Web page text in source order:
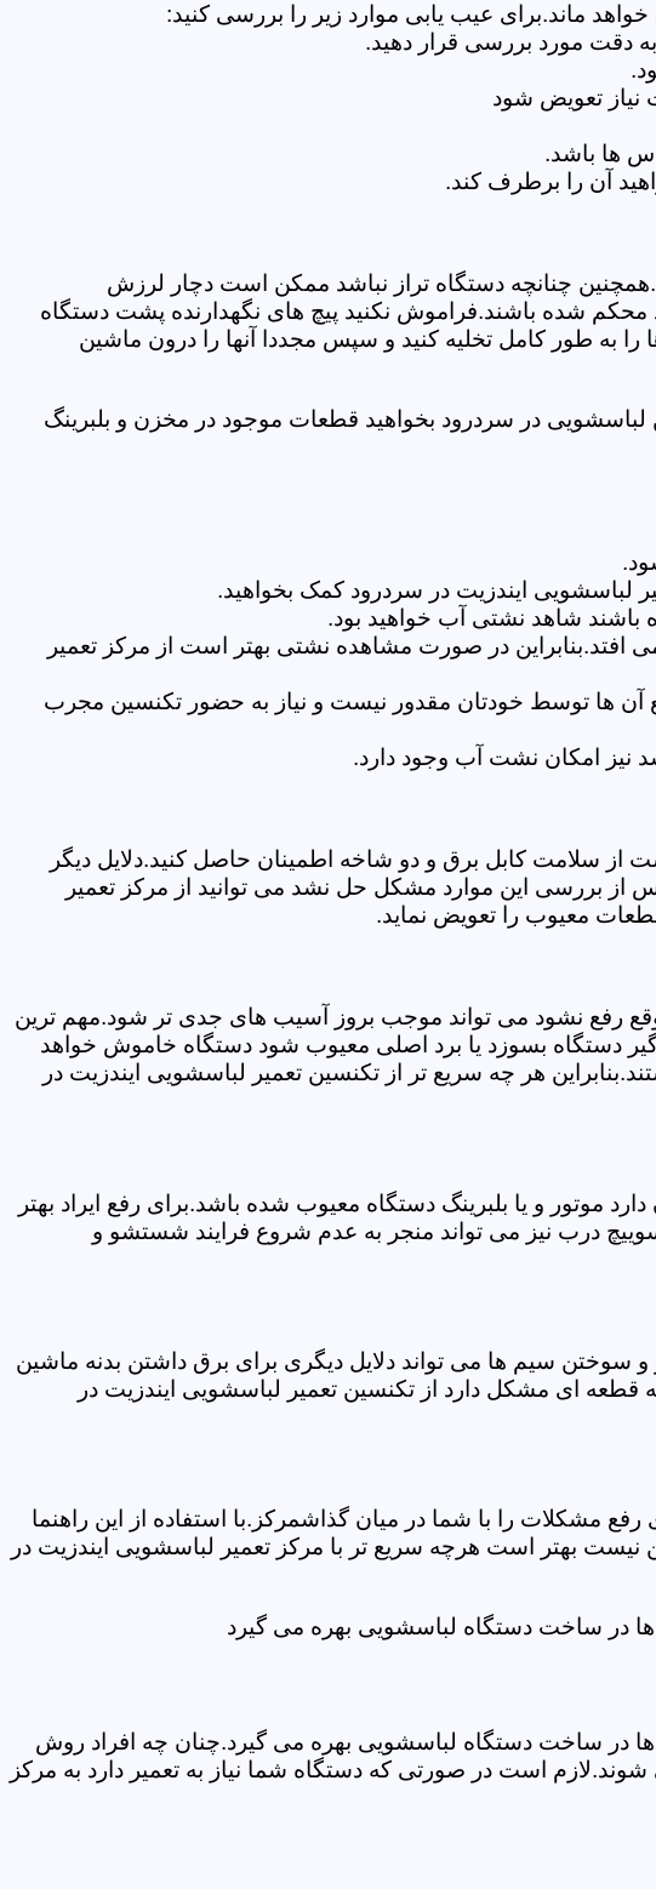
ماند.برای عیب یابی موارد زیر را بررسی کنید:
دقت مورد بررسی قرار دهید.
نیاز تعویض شود
ها باشد.
آن را برطرف کند.
چنانچه دستگاه تراز نباشد ممکن است دچار لرزش
محکم شده باشند.فراموش نکنید پیچ های نگهدارنده پشت دستگاه
به طور کامل تخلیه کنید و سپس مجددا آنها را درون ماشین
در سردرود بخواهید قطعات موجود در مخزن و بلبرینگ
لباسشویی ایندزیت در سردرود کمک بخواهید.
شاهد نشتی آب خواهید بود.
افتد.بنابراین در صورت مشاهده نشتی بهتر است از مرکز تعمیر
آن ها توسط خودتان مقدور نیست و نیاز به حضور تکنسین مجرب
نیز امکان نشت آب وجود دارد.
سلامت کابل برق و دو شاخه اطمینان حاصل کنید.دلایل دیگر
بررسی این موارد مشکل حل نشد می توانید از مرکز تعمیر
معیوب را تعویض نماید.
رفع نشود می تواند موجب بروز آسیب های جدی تر شود.مهم ترین
دستگاه بسوزد یا برد اصلی معیوب شود دستگاه خاموش خواهد
هر چه سریع تر از تکنسین تعمیر لباسشویی ایندزیت در
و یا بلبرینگ دستگاه معیوب شده باشد.برای رفع ایراد بهتر
درب نیز می تواند منجر به عدم شروع فرایند شستشو و
سیم ها می تواند دلایل دیگری برای برق داشتن بدنه ماشین
ای مشکل دارد از تکنسین تعمیر لباسشویی ایندزیت در
مشکلات را با شما در میان گذاشمرکز.با استفاده از این راهنما
بهتر است هرچه سریع تر با مرکز تعمیر لباسشویی ایندزیت در
ها در ساخت دستگاه لباسشویی بهره می گیرد
ها در ساخت دستگاه لباسشویی بهره می گیرد.چنان چه افراد روش
است در صورتی که دستگاه شما نیاز به تعمیر دارد به مرکز